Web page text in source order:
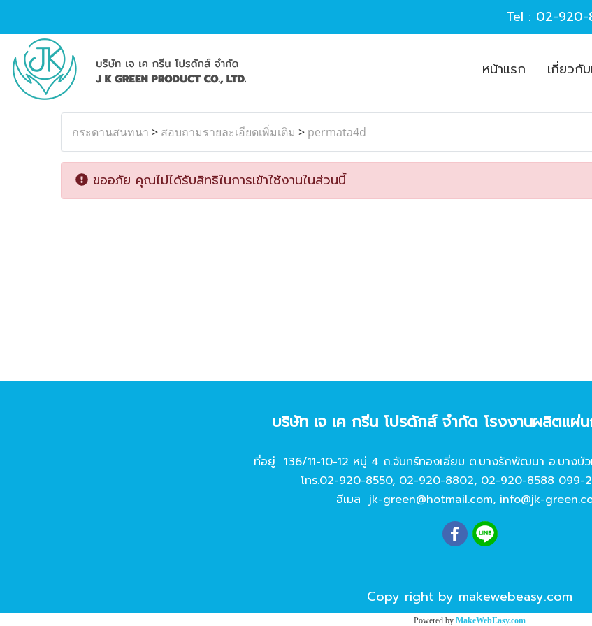
Tel : 02-920-
หน้าแรก เกี่ยวกับ
กระดานสนทนา > สอบถามรายละเอียดเพิ่มเติม > permata4d
ขออภัย คุณไม่ได้รับสิทธิในการเข้าใช้งานในส่วนนี้
บริษัท เจ เค กรีน โปรดักส์ จํากัด โรงงานผลิตแผ่
ที่อยู่ 136/11-10-12 หมู่ 4 ถ.จันทร์ทองเอี่ยม ต.บางรักพัฒนา อ.บางบัว
โทร.02-920-8550, 02-920-8802, 02-920-8588 099-
อีเมล jk-green@hotmail.com, info@jk-
Copy right by makewebeasy.com
Powered by MakeWebEasy.com